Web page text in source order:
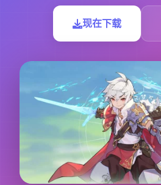
现在下载